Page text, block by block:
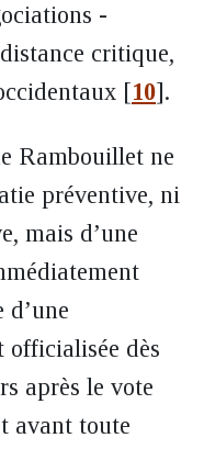
-
critique,
[10] .
Rambouillet ne
préventive, ni
mais d’une
officialisée dès
après le vote
avant toute